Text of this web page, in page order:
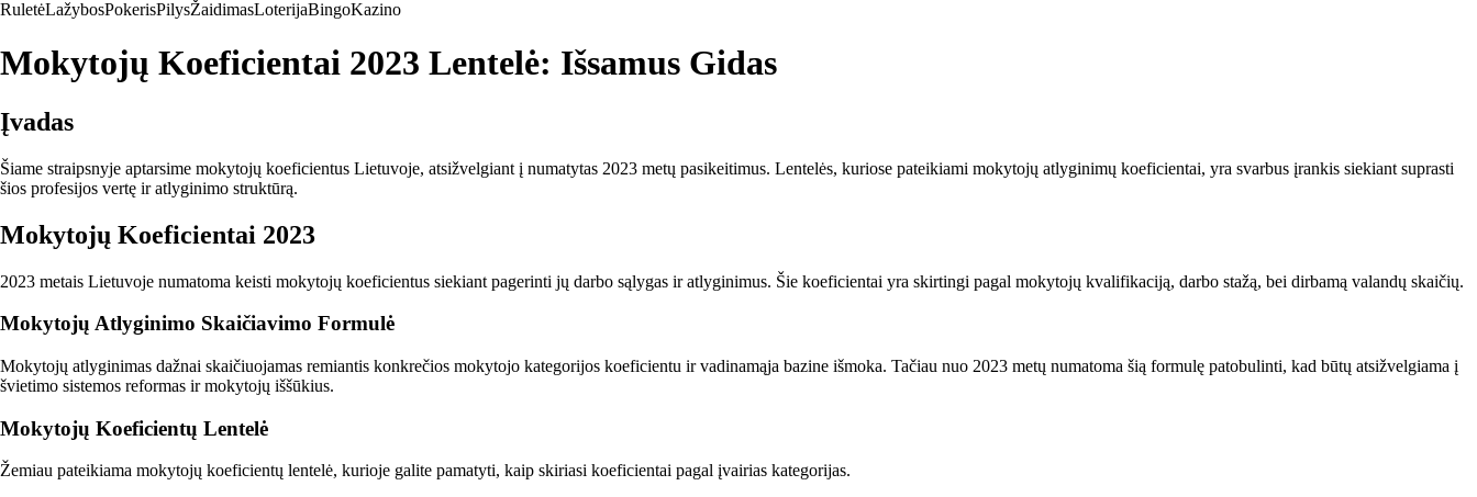
RuletėLažybosPokerisPilysŽaidimasLoterijaBingoKazino
Mokytojų Koeficientai 2023 Lentelė: Išsamus Gidas
Įvadas
Šiame straipsnyje aptarsime mokytojų koeficientus Lietuvoje, atsižvelgiant į numatytas 2023 metų pasikeitimus. Lentelės, kuriose pateikiami mokytojų atlyginimų koeficientai, yra svarbus įrankis siekiant suprasti
šios profesijos vertę ir atlyginimo struktūrą.
Mokytojų Koeficientai 2023
2023 metais Lietuvoje numatoma keisti mokytojų koeficientus siekiant pagerinti jų darbo sąlygas ir atlyginimus. Šie koeficientai yra skirtingi pagal mokytojų kvalifikaciją, darbo stažą, bei dirbamą valandų skaičių.
Mokytojų Atlyginimo Skaičiavimo Formulė
Mokytojų atlyginimas dažnai skaičiuojamas remiantis konkrečios mokytojo kategorijos koeficientu ir vadinamąja bazine išmoka. Tačiau nuo 2023 metų numatoma šią formulę patobulinti, kad būtų atsižvelgiama į
švietimo sistemos reformas ir mokytojų iššūkius.
Mokytojų Koeficientų Lentelė
Žemiau pateikiama mokytojų koeficientų lentelė, kurioje galite pamatyti, kaip skiriasi koeficientai pagal įvairias kategorijas.